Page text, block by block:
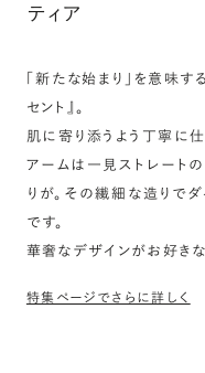
指輪の内側に、誕生石
カート画面で、お好み
詳しく見る
ティア
「新たな始まり」を意味す
セント』。
肌に寄り添うよう丁寧に
アームは一見ストレート
りが。その繊細な造りで
です。
華奢なデザインがお好き
特集ページでさらに詳しく